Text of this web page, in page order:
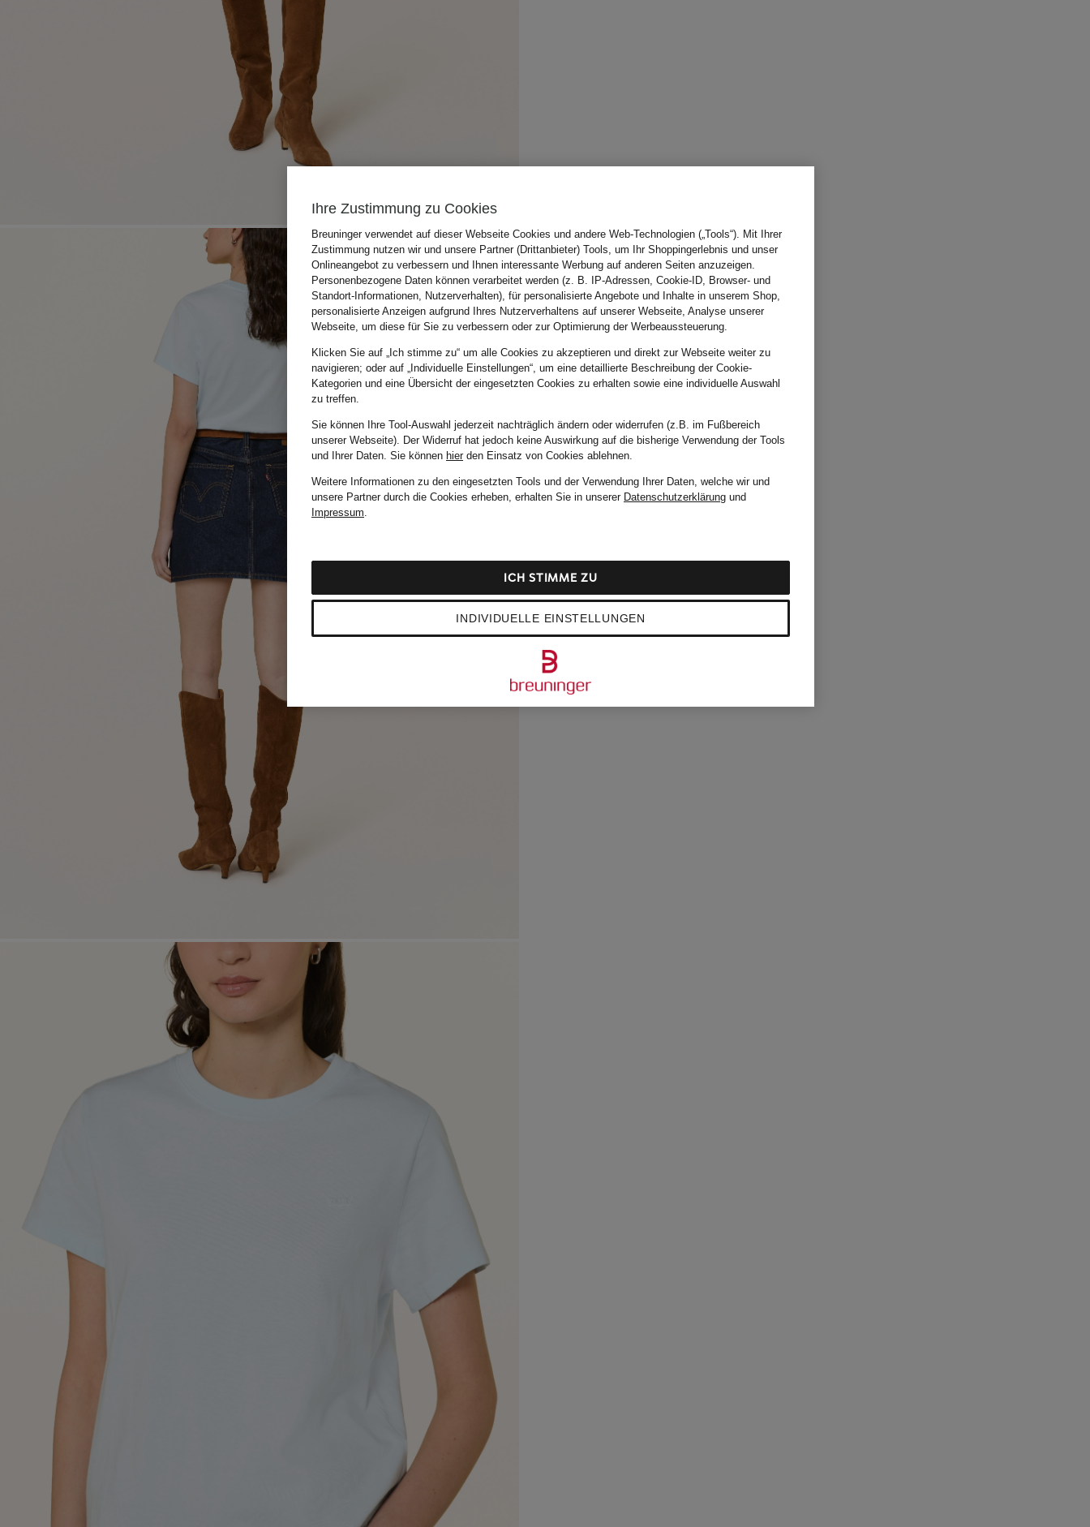
Ihre Zustimmung zu Cookies
Breuninger verwendet auf dieser Webseite Cookies und andere Web-Technologien („Tools“). Mit Ihrer
Zustimmung nutzen wir und unsere Partner (Drittanbieter) Tools, um Ihr Shoppingerlebnis und unser
Onlineangebot zu verbessern und Ihnen interessante Werbung auf anderen Seiten anzuzeigen.
Personenbezogene Daten können verarbeitet werden (z. B. IP-Adressen, Cookie-ID, Browser- und
Standort-Informationen, Nutzerverhalten), für personalisierte Angebote und Inhalte in unserem Shop,
personalisierte Anzeigen aufgrund Ihres Nutzerverhaltens auf unserer Webseite, Analyse unserer
Webseite, um diese für Sie zu verbessern oder zur Optimierung der Werbeaussteuerung.
Klicken Sie auf „Ich stimme zu“ um alle Cookies zu akzeptieren und direkt zur Webseite weiter zu
navigieren; oder auf „Individuelle Einstellungen“, um eine detaillierte Beschreibung der Cookie-
Kategorien und eine Übersicht der eingesetzten Cookies zu erhalten sowie eine individuelle Auswahl
zu treffen.
Sie können Ihre Tool-Auswahl jederzeit nachträglich ändern oder widerrufen (z.B. im Fußbereich
unserer Webseite). Der Widerruf hat jedoch keine Auswirkung auf die bisherige Verwendung der Tools
und Ihrer Daten. Sie können hierden Einsatz von Cookies ablehnen.
Weitere Informationen zu den eingesetzten Tools und der Verwendung Ihrer Daten, welche wir und
unsere Partner durch die Cookies erheben, erhalten Sie in unserer Datenschutzerklärung und
Impressum.
INDIVIDUELLE EINSTELLUNGEN
ICH STIMME ZU